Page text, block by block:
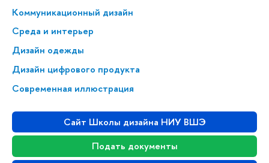
Коммуникационный дизайн
Среда и интерьер
Дизайн одежды
Дизайн цифрового продукта
Современная иллюстрация
Сайт Школы дизайна НИУ ВШЭ
Подать документы